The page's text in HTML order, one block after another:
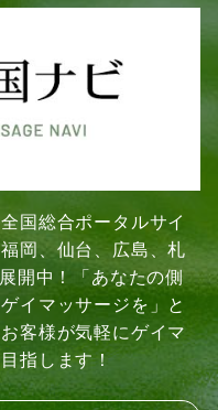
国総合ポータルサイ
岡、仙台、広島、札
開中！「あなたの側
イマッサージを」と
客様が気軽にゲイマ
指します！